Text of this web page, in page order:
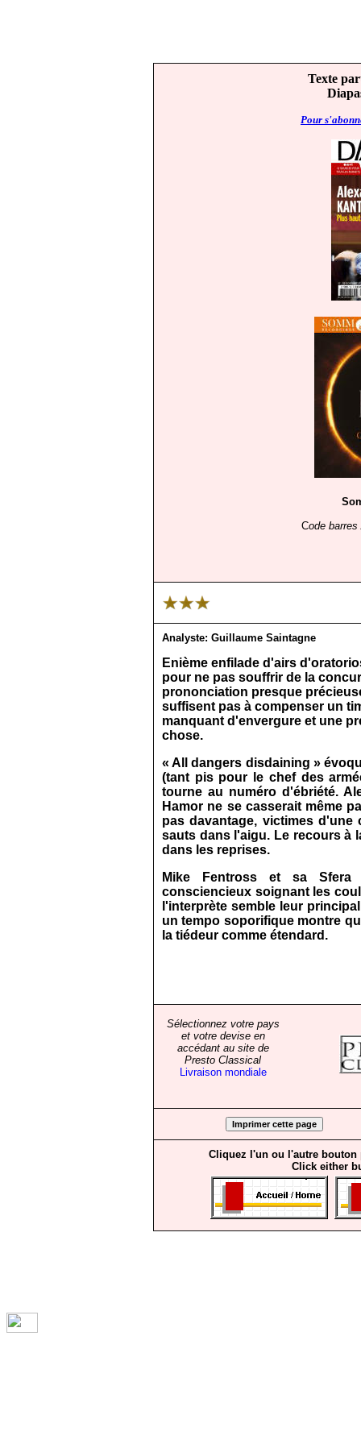
Texte
Pour
Code
Analyste: Guillaume Saintagne
Enième enfilade d'airs
pour ne pas souffrir de la
prononciation presque
suffisent pas à compenser un
manquant d'envergure et une
chose.
« All dangers disdaining »
(tant pis pour le chef des
tourne au numéro d'ébriété.
Hamor ne se casserait même
pas davantage, victimes d'une
sauts dans l'aigu. Le recours à
dans les reprises.
Mike Fentross et sa Sfera
consciencieux soignant les
l'interprète semble leur
un tempo soporifique montre
la tiédeur comme étendard.
Sélectionnez votre pays
et votre devise en
accédant au site de
Presto Classical
Livraison mondiale
Cliquez l'un ou l'autre bouton
Click either